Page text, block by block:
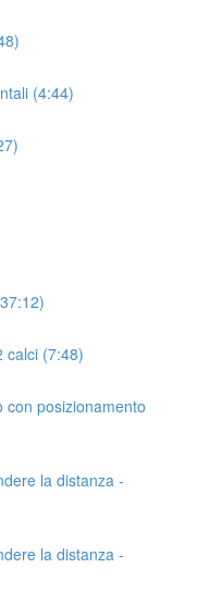
(4:44)
calci (7:48)
con posizionamento
la distanza -
la distanza -